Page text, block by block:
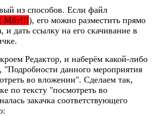
из способов. Если файл
Мбт!!!), его можно разместить прямо
и дать ссылку на его скачивание в
Редактор, и наберём какой-либо
"Подробности данного мероприятия
во вложении". Сделаем так,
по тексту "посмотреть во
закачка соответствующего